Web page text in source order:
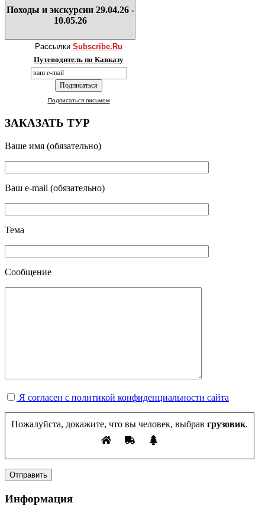
Походы и экскурсии 29.04.26 -
10.05.26
Рассылки Subscribe.Ru
Путеводитель по Кавказу
Подписаться письмом
ЗАКАЗАТЬ ТУР
Ваше имя (обязательно)
Ваш e-mail (обязательно)
Тема
Сообщение
Я согласен с политикой конфиденциальности сайта
Пожалуйста, докажите, что вы человек, выбрав грузовик.
Информация